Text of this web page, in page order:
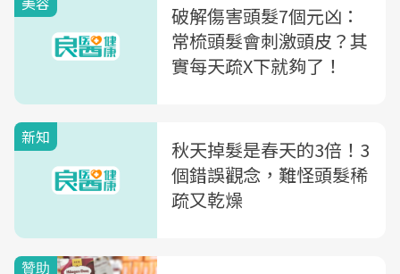
破解傷害頭髮7個元凶：
常梳頭髮會刺激頭皮？其
實每天疏X下就夠了！
新知
秋天掉髮是春天的3倍！3
個錯誤觀念，難怪頭髮稀
疏又乾燥